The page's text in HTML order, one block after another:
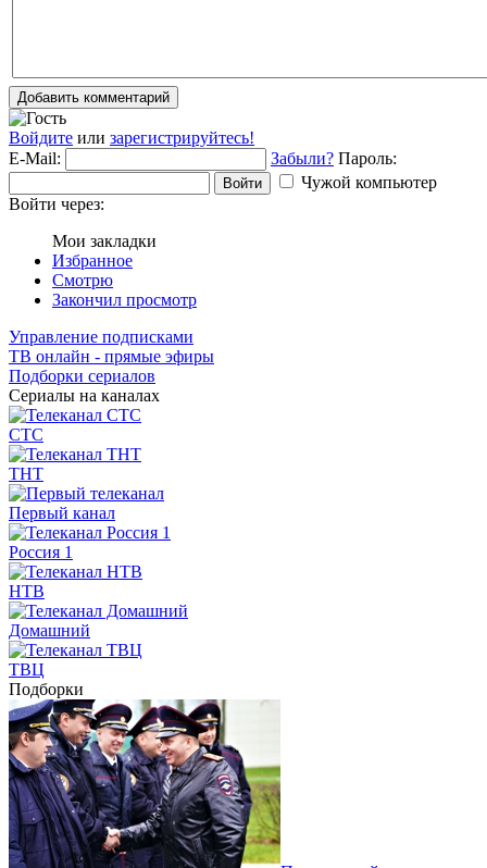
Добавить комментарий
Войдите или зарегистрируйтесь!
E-Mail:
Забыли? Пароль:
Войти
Чужой компьютер
Войти через:
Мои закладки
Избранное
Смотрю
Закончил просмотр
Управление подписками
ТВ онлайн - прямые эфиры
Подборки сериалов
Сериалы на каналах
СТС
ТНТ
Первый канал
Россия 1
НТВ
Домашний
ТВЦ
Подборки